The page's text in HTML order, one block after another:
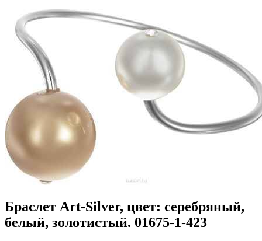
Браслет Art-Silver, цвет: серебряный,
белый, золотистый. 01675-1-423